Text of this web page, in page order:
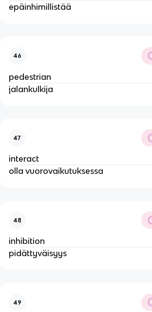
epäinhimillistää
46
pedestrian
jalankulkija
47
interact
olla vuorovaikutuksessa
48
inhibition
pidättyväisyys
49